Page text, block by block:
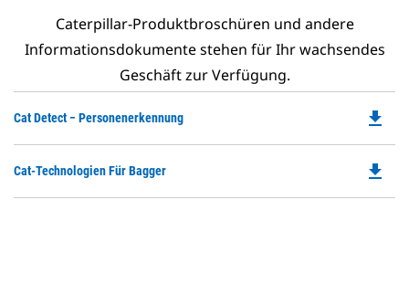
Caterpillar-Produktbroschüren und andere
Informationsdokumente stehen für Ihr wachsendes
Geschäft zur Verfügung.
Cat Detect − Personenerkennung
a
file_download
Cat-Technologien Für Bagger file_download